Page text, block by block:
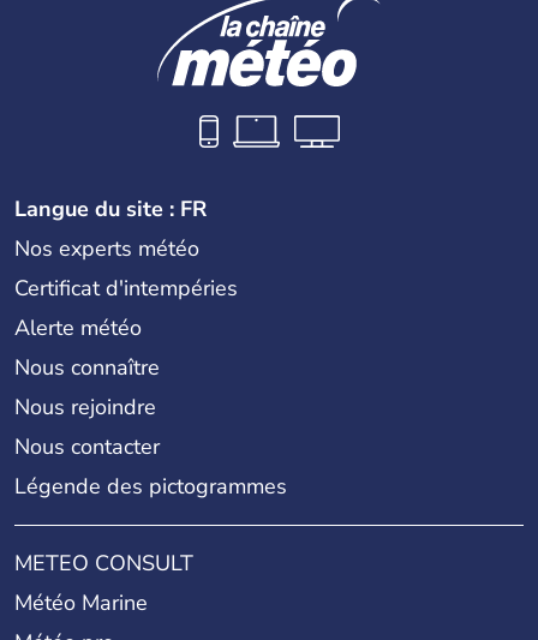
Langue du site : FR
Nos experts météo
Certificat d'intempéries
Alerte météo
Nous connaître
Nous rejoindre
Nous contacter
Légende des pictogrammes
METEO CONSULT
Météo Marine